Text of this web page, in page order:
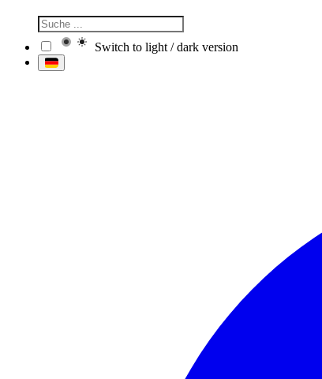
Switch to light / dark version